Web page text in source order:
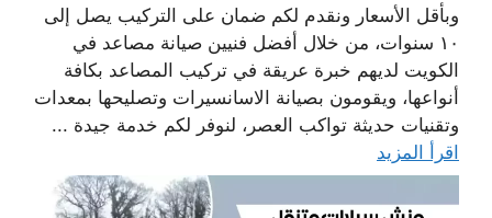
وبأقل الأسعار ونقدم لكم ضمان على التركيب يصل إلى
١٠ سنوات، من خلال أفضل فنيين صيانة مصاعد في
الكويت لديهم خبرة عريقة في تركيب المصاعد بكافة
أنواعها، ويقومون بصيانة الاسانسيرات وتصليحها بمعدات
وتقنيات حديثة تواكب العصر، لنوفر لكم خدمة جيدة ...
اقرأ المزيد